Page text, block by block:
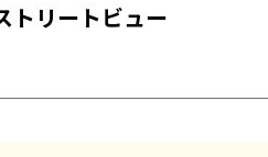
トリートビュー